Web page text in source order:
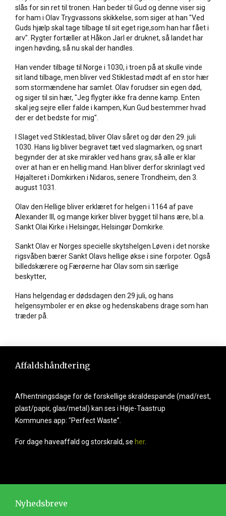
slås for sin ret til tronen. Han beder til Gud og denne viser sig
for ham i Olav Trygvassons skikkelse, som siger at han "Ved
Guds hjælp skal tage tilbage til sit eget rige,som han har fået i
arv". Rygter fortæller at Håkon Jarl er druknet, så landet har
ingen høvding, så nu skal der handles.
Han vender tilbage til Norge i 1030, i troen på at skulle vinde
sit land tilbage, men bliver ved Stiklestad mødt af en stor hær
som stormændene har samlet. Olav forudser sin egen død,
og siger til sin hær, "Jeg flygter ikke fra denne kamp. Enten
skal jeg sejre eller falde i kampen, Kun Gud bestemmer hvad
der er det bedste for mig".
I Slaget ved Stiklestad, bliver Olav såret og dør den 29. juli
1030. Hans lig bliver begravet tæt ved slagmarken, og snart
begynder der at ske mirakler ved hans grav, så alle er klar
over at han er en hellig mand. Han bliver derfor skrinlagt ved
Højalteret i Domkirken i Nidaros, senere Trondheim, den 3.
august 1031.
Olav den Hellige bliver erklæret for helgen i 1164 af pave
Alexander III, og mange kirker bliver bygget til hans ære, bl.a.
Sankt Olai Kirke i Helsingør, Helsingør Domkirke.
Sankt Olav er Norges specielle skytshelgen Løven i det norske
rigsvåben bærer Sankt Olavs hellige økse i sine forpoter. Også
billedskærere og Færøerne har Olav som sin særlige
beskytter,
Hans helgendag er dødsdagen den 29 juli, og hans
helgensymboler er en økse og hedenskabens drage som han
træder på.
Affaldshåndtering
Afhentningsdage for de forskellige skraldespande (mad/rest,
plast/papir, glas/metal) kan ses i Høje-Taastrup
Kommunes app: "Perfect Waste”.
For dage haveaffald og storskrald, se her.
Nyhedsbreve